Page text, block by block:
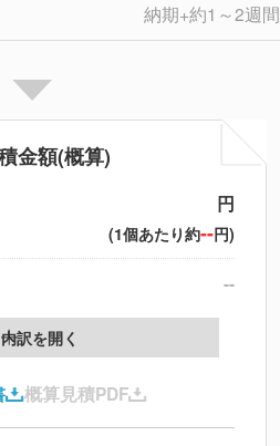
納期+約1～2週間
金額(概算)
円
(1個あたり約--円)
--
離島 別途
内訳を開く
概算見積PDF